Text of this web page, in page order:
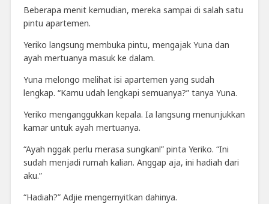
Beberapa menit kemudian, mereka sampai di salah satu
pintu apartemen.
Yeriko langsung membuka pintu, mengajak Yuna dan
ayah mertuanya masuk ke dalam.
Yuna melongo melihat isi apartemen yang sudah
lengkap. “Kamu udah lengkapi semuanya?” tanya Yuna.
Yeriko menganggukkan kepala. Ia langsung menunjukkan
kamar untuk ayah mertuanya.
“Ayah nggak perlu merasa sungkan!” pinta Yeriko. “Ini
sudah menjadi rumah kalian. Anggap aja, ini hadiah dari
aku.”
“Hadiah?” Adjie mengernyitkan dahinya.